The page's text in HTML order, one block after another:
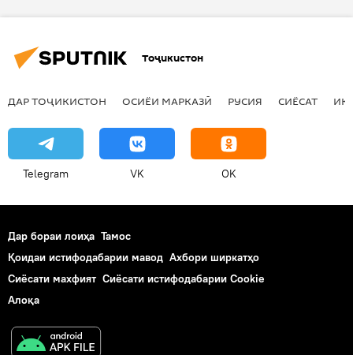
Тоҷикистон
ДАР ТОҶИКИСТОН ОСИЁИ МАРКАЗӢ РУСИЯ СИЁСАТ
Telegram VK OK
Дар бораи лоиҳа Тамос
Қоидаи истифодабарии мавод Ахбори ширкатҳо
Сиёсати махфият Сиёсати истифодабарии Cookie
Алоқа